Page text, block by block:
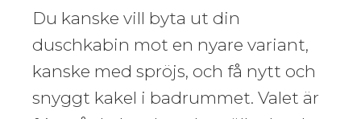
Du kanske vill byta ut din
duschkabin mot en nyare variant,
kanske med spröjs, och få nytt och
snyggt kakel i badrummet. Valet är